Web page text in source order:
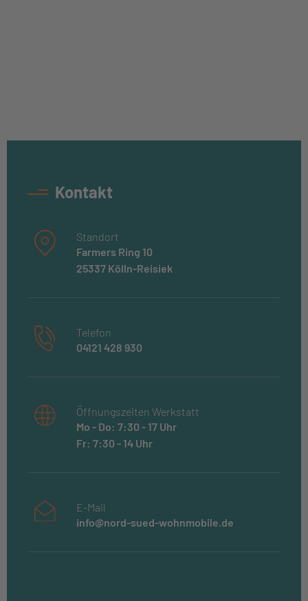
Kontakt
Standort
Farmers Ring 10
25337 Kölln-Reisiek
Telefon
04121 428 930
Öffnungszeiten Werkstatt
Mo - Do: 7:30 - 17 Uhr
Fr: 7:30 - 14 Uhr
E-Mail
info@nord-sued-wohnmobile.de